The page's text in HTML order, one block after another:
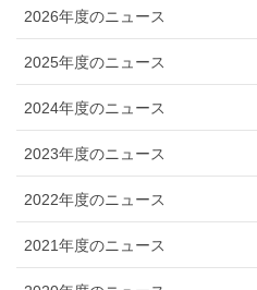
2026年度のニュース
2025年度のニュース
2024年度のニュース
2023年度のニュース
2022年度のニュース
2021年度のニュース